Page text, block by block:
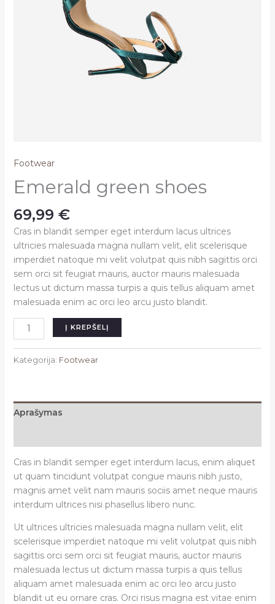
Footwear
Emerald green shoes
69,99 €
Cras in blandit semper eget interdum lacus ultrices
ultricies malesuada magna nullam velit, elit scelerisque
imperdiet natoque mi velit volutpat quis nibh sagittis orci
sem orci sit feugiat mauris, auctor mauris malesuada
lectus ut dictum massa turpis a quis tellus aliquam amet
malesuada enim ac orci leo arcu justo blandit.
produkto
kiekis:
Emerald
green
Į KREPŠELĮ
Kategorija: Footwear
Aprašymas
Cras in blandit semper eget interdum lacus, enim aliquet
ut quam tincidunt volutpat congue mauris nibh justo,
magnis amet velit nam mauris sociis amet neque mauris
interdum ultrices nisi phasellus libero nunc.
Ut ultrices ultricies malesuada magna nullam velit, elit
scelerisque imperdiet natoque mi velit volutpat quis nibh
sagittis orci sem orci sit feugiat mauris, auctor mauris
malesuada lectus ut dictum massa turpis a quis tellus
aliquam amet malesuada enim ac orci leo arcu justo
blandit ut eu ornare cras. Orci risus magna est vitae enim